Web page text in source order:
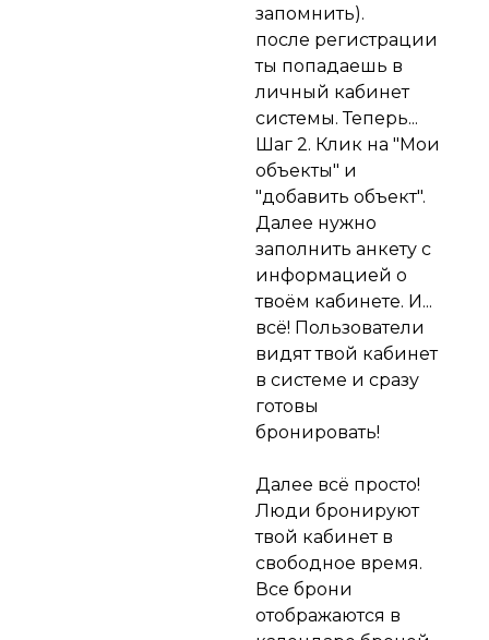
запомнить).
после регистрации
ты попадаешь в
личный кабинет
системы. Теперь...
Шаг 2. Клик на "Мои
объекты" и
"добавить объект".
Далее нужно
заполнить анкету с
информацией о
твоём кабинете. И...
всё! Пользователи
видят твой кабинет
в системе и сразу
готовы
бронировать!
Далее всё просто!
Люди бронируют
твой кабинет в
свободное время.
Все брони
отображаются в